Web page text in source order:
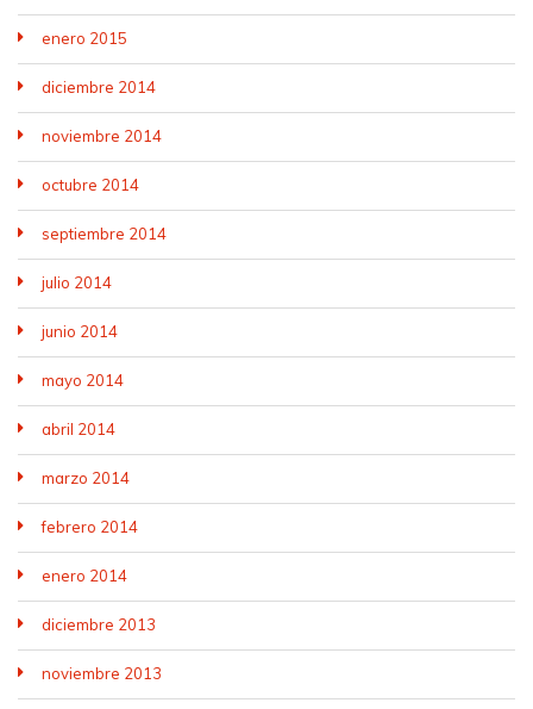
enero 2015
diciembre 2014
noviembre 2014
octubre 2014
septiembre 2014
julio 2014
junio 2014
mayo 2014
abril 2014
marzo 2014
febrero 2014
enero 2014
diciembre 2013
noviembre 2013